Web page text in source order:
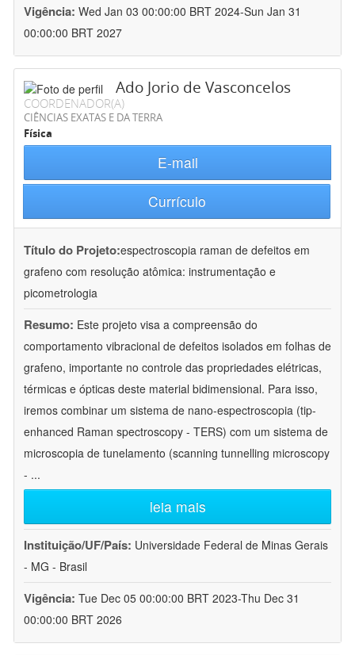
Vigência: Wed Jan 03 00:00:00 BRT 2024-Sun Jan 31
00:00:00 BRT 2027
Ado Jorio de Vasconcelos
COORDENADOR(A)
CIÊNCIAS EXATAS E DA TERRA
Física
E-mail
Currículo
Título do Projeto:espectroscopia raman de defeitos em
grafeno com resolução atômica: instrumentação e
picometrologia
Resumo: Este projeto visa a compreensão do
comportamento vibracional de defeitos isolados em folhas de
grafeno, importante no controle das propriedades elétricas,
térmicas e ópticas deste material bidimensional. Para isso,
iremos combinar um sistema de nano-espectroscopia (tip-
enhanced Raman spectroscopy - TERS) com um sistema de
microscopia de tunelamento (scanning tunnelling microscopy
- ...
leia mais
Instituição/UF/País: Universidade Federal de Minas Gerais
- MG - Brasil
Vigência: Tue Dec 05 00:00:00 BRT 2023-Thu Dec 31
00:00:00 BRT 2026